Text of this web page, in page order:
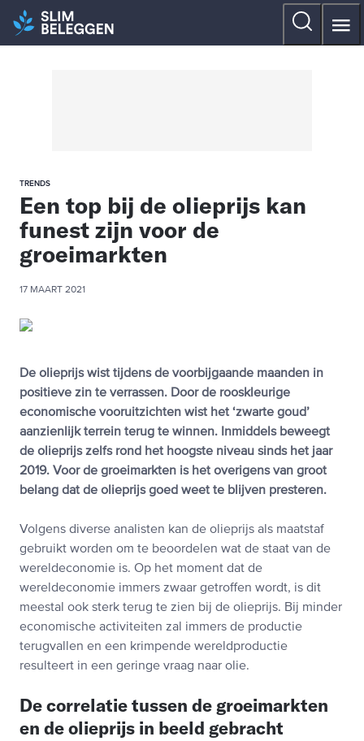
TRENDS
Een top bij de olieprijs kan
funest zijn voor de
groeimarkten
17 MAART 2021
De olieprijs wist tijdens de voorbijgaande maanden in
positieve zin te verrassen. Door de rooskleurige
economische vooruitzichten wist het ‘zwarte goud’
aanzienlijk terrein terug te winnen. Inmiddels beweegt
de olieprijs zelfs rond het hoogste niveau sinds het jaar
2019. Voor de groeimarkten is het overigens van groot
belang dat de olieprijs goed weet te blijven presteren.
Volgens diverse analisten kan de olieprijs als maatstaf
gebruikt worden om te beoordelen wat de staat van de
wereldeconomie is. Op het moment dat de
wereldeconomie immers zwaar getroffen wordt, is dit
meestal ook sterk terug te zien bij de olieprijs. Bij minder
economische activiteiten zal immers de productie
terugvallen en een krimpende wereldproductie
resulteert in een geringe vraag naar olie.
De correlatie tussen de groeimarkten
en de olieprijs in beeld gebracht